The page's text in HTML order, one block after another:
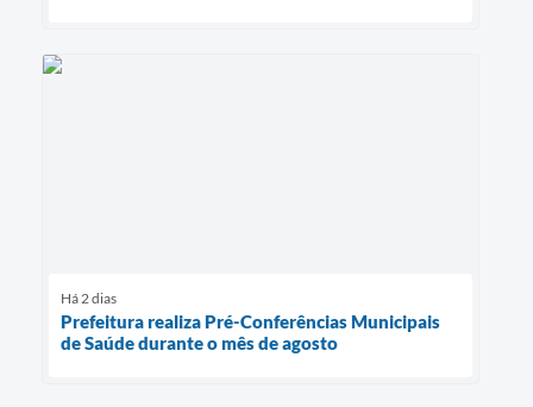
Há 2 dias
Prefeitura realiza Pré-Conferências Municipais
de Saúde durante o mês de agosto